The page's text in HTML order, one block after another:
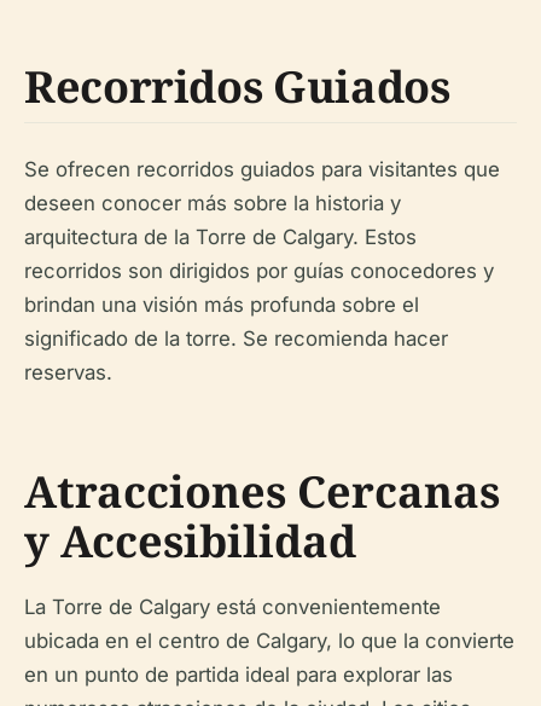
Recorridos Guiados
Se ofrecen recorridos guiados para visitantes que
deseen conocer más sobre la historia y
arquitectura de la Torre de Calgary. Estos
recorridos son dirigidos por guías conocedores y
brindan una visión más profunda sobre el
significado de la torre. Se recomienda hacer
reservas.
Atracciones Cercanas
y Accesibilidad
La Torre de Calgary está convenientemente
ubicada en el centro de Calgary, lo que la convierte
en un punto de partida ideal para explorar las